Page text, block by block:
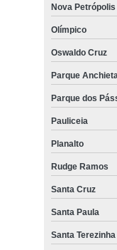
Nova Petrópolis
Olímpico
Oswaldo Cruz
Parque Anchieta
Parque dos
Pauliceia
Planalto
Rudge Ramos
Santa Cruz
Santa Paula
Santa Terezinha